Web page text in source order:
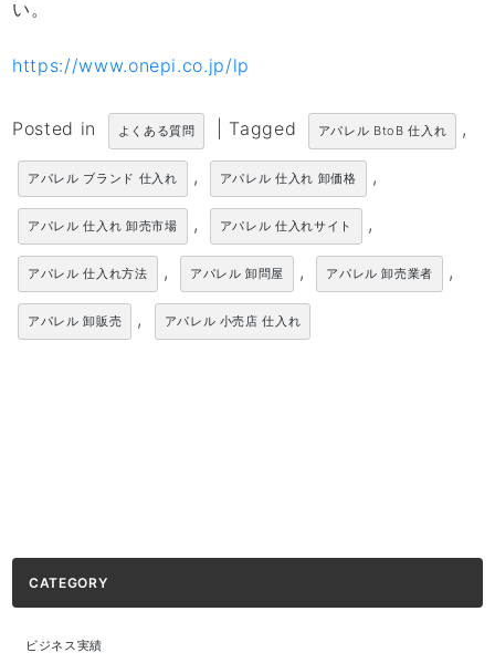
い。
https://www.onepi.co.jp/lp
Posted in よくある質問 Tagged アパレル BtoB 仕入れ ,
アパレル ブランド 仕入れ , アパレル 仕入れ 卸価格 ,
アパレル 仕入れ 卸売市場 , アパレル 仕入れサイト ,
アパレル 仕入れ方法 , アパレル 卸問屋 , アパレル 卸売業者 ,
アパレル 卸販売 , アパレル 小売店 仕入れ
CATEGORY
ビジネス実績